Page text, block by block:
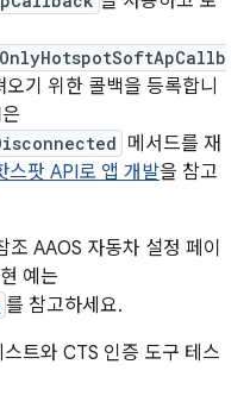
기 위한 콜백을 등록합니
메서드를 재
스팟 API로 앱 개발을 참고
조 AAOS 자동차 설정 페이
예는
를 참고하세요.
트와 CTS 인증 도구 테스